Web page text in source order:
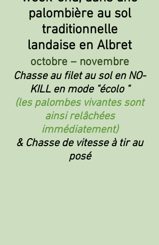
palombière au sol
traditionnelle
landaise en Albret
octobre – novembre
Chasse au filet au sol en NO-
KILL en mode "écolo "
(les palombes vivantes sont
ainsi relâchées
immédiatement)
& Chasse de vitesse à tir au
posé